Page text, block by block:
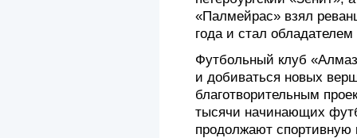
«Палмейрас» взял
года и стал
Футбольный клуб
и добиваться новых
благотворительным
тысячи начинающих
продолжают спортивную